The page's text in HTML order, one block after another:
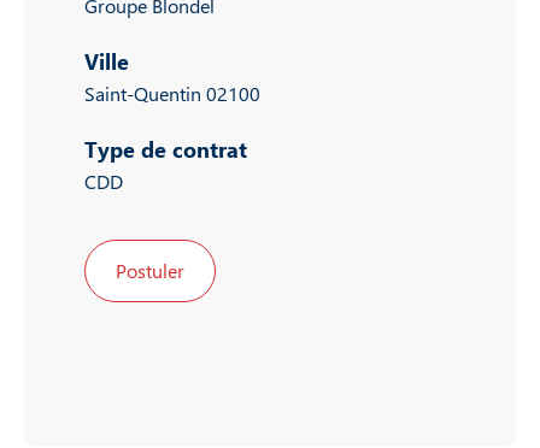
Groupe Blondel
Ville
Saint-Quentin 02100
Type de contrat
CDD
Postuler